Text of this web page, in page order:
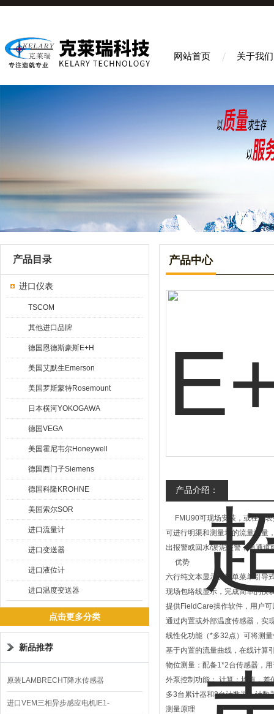
网站首页 关于我们
产品目录
进口仪表
TSCOM
其他进口品牌
德国恩德斯豪斯E+H
美国艾默生Emerson
美国罗斯蒙特Rosemount
日本横河YOKOGAWA
德国VEGA
美国霍尼韦尔Honeywell
德国西门子Siemens
德国科隆KROHNE
美国索尔SOR
进口流量计
进口变送器
进口液位计
进口温度变送器
点击更多分类
新品推荐
原装LAMBRECHT降水传感器
00.14575.20气象仪
进口VEM三相异步感应电机IE1-
产品中心
产品介绍：
FMU90可现场安装，或在仪表
可进行明渠和测量堰的流量测量
出报警或回水/淤泥报警，单通道
优势
六行纯文本显示的简单菜单引导
现场包络线显示，完成简单的仪
提供FieldCare操作软件，用户
通过内置或外部温度传感器，实
线性化功能（*多32点）可将测
基于内置的流量曲线，在线计算
物位测量：配备1*2台传感器，
外泵控制功能； 计算：均值，
多3台累计器和3台计数器；计数
测量原理